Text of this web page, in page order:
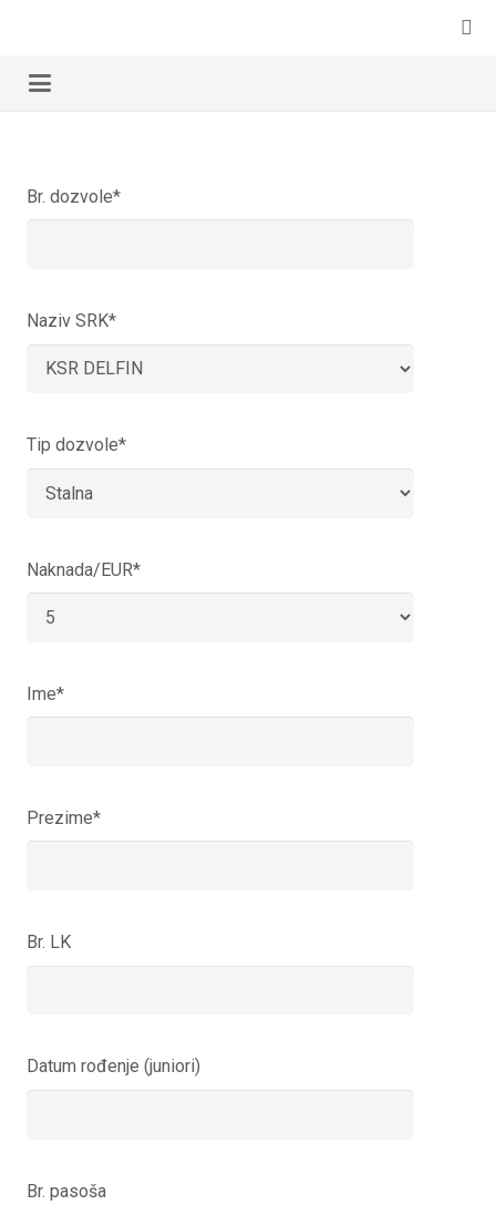
Br. dozvole*
Naziv SRK*
Tip dozvole*
Naknada/EUR*
Ime*
Prezime*
Br. LK
Datum rođenje (juniori)
Br. pasoša